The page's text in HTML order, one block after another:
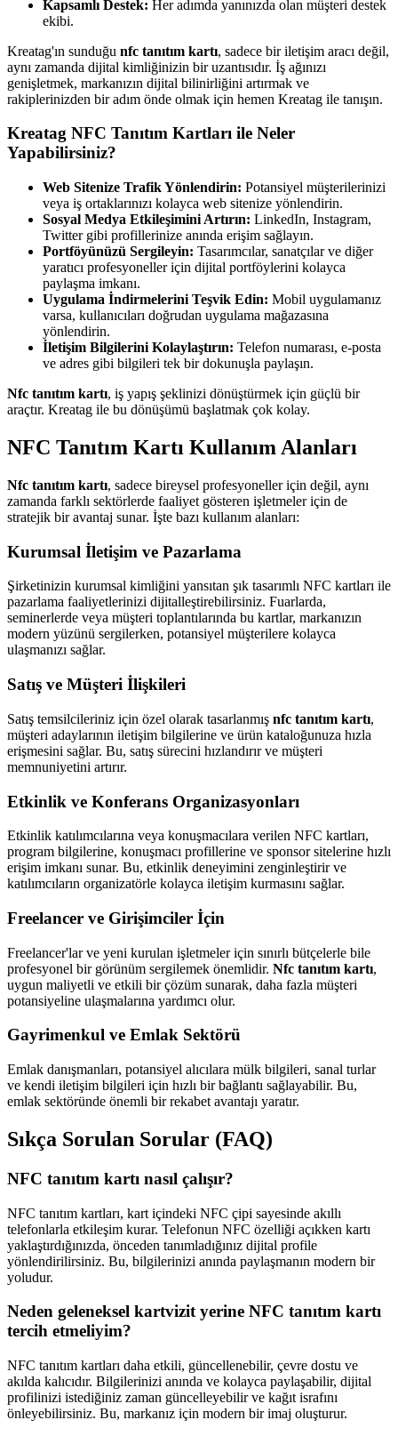
Kapsamlı Destek: Her adımda yanınızda olan müşteri destek
ekibi.
Kreatag'ın sunduğu nfc tanıtım kartı, sadece bir iletişim aracı değil,
aynı zamanda dijital kimliğinizin bir uzantısıdır. İş ağınızı
genişletmek, markanızın dijital bilinirliğini artırmak ve
rakiplerinizden bir adım önde olmak için hemen Kreatag ile tanışın.
Kreatag NFC Tanıtım Kartları ile Neler
Yapabilirsiniz?
Web Sitenize Trafik Yönlendirin: Potansiyel müşterilerinizi
veya iş ortaklarınızı kolayca web sitenize yönlendirin.
Sosyal Medya Etkileşimini Artırın: LinkedIn, Instagram,
Twitter gibi profillerinize anında erişim sağlayın.
Portföyünüzü Sergileyin: Tasarımcılar, sanatçılar ve diğer
yaratıcı profesyoneller için dijital portföylerini kolayca
paylaşma imkanı.
Uygulama İndirmelerini Teşvik Edin: Mobil uygulamanız
varsa, kullanıcıları doğrudan uygulama mağazasına
yönlendirin.
İletişim Bilgilerini Kolaylaştırın: Telefon numarası, e-posta
ve adres gibi bilgileri tek bir dokunuşla paylaşın.
Nfc tanıtım kartı, iş yapış şeklinizi dönüştürmek için güçlü bir
araçtır. Kreatag ile bu dönüşümü başlatmak çok kolay.
NFC Tanıtım Kartı Kullanım Alanları
Nfc tanıtım kartı, sadece bireysel profesyoneller için değil, aynı
zamanda farklı sektörlerde faaliyet gösteren işletmeler için de
stratejik bir avantaj sunar. İşte bazı kullanım alanları:
Kurumsal İletişim ve Pazarlama
Şirketinizin kurumsal kimliğini yansıtan şık tasarımlı NFC kartları ile
pazarlama faaliyetlerinizi dijitalleştirebilirsiniz. Fuarlarda,
seminerlerde veya müşteri toplantılarında bu kartlar, markanızın
modern yüzünü sergilerken, potansiyel müşterilere kolayca
ulaşmanızı sağlar.
Satış ve Müşteri İlişkileri
Satış temsilcileriniz için özel olarak tasarlanmış nfc tanıtım kartı,
müşteri adaylarının iletişim bilgilerine ve ürün kataloğunuza hızla
erişmesini sağlar. Bu, satış sürecini hızlandırır ve müşteri
memnuniyetini artırır.
Etkinlik ve Konferans Organizasyonları
Etkinlik katılımcılarına veya konuşmacılara verilen NFC kartları,
program bilgilerine, konuşmacı profillerine ve sponsor sitelerine hızlı
erişim imkanı sunar. Bu, etkinlik deneyimini zenginleştirir ve
katılımcıların organizatörle kolayca iletişim kurmasını sağlar.
Freelancer ve Girişimciler İçin
Freelancer'lar ve yeni kurulan işletmeler için sınırlı bütçelerle bile
profesyonel bir görünüm sergilemek önemlidir. Nfc tanıtım kartı,
uygun maliyetli ve etkili bir çözüm sunarak, daha fazla müşteri
potansiyeline ulaşmalarına yardımcı olur.
Gayrimenkul ve Emlak Sektörü
Emlak danışmanları, potansiyel alıcılara mülk bilgileri, sanal turlar
ve kendi iletişim bilgileri için hızlı bir bağlantı sağlayabilir. Bu,
emlak sektöründe önemli bir rekabet avantajı yaratır.
Sıkça Sorulan Sorular (FAQ)
NFC tanıtım kartı nasıl çalışır?
NFC tanıtım kartları, kart içindeki NFC çipi sayesinde akıllı
telefonlarla etkileşim kurar. Telefonun NFC özelliği açıkken kartı
yaklaştırdığınızda, önceden tanımladığınız dijital profile
yönlendirilirsiniz. Bu, bilgilerinizi anında paylaşmanın modern bir
yoludur.
Neden geleneksel kartvizit yerine NFC tanıtım kartı
tercih etmeliyim?
NFC tanıtım kartları daha etkili, güncellenebilir, çevre dostu ve
akılda kalıcıdır. Bilgilerinizi anında ve kolayca paylaşabilir, dijital
profilinizi istediğiniz zaman güncelleyebilir ve kağıt israfını
önleyebilirsiniz. Bu, markanız için modern bir imaj oluşturur.